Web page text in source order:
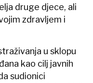
druge djece, ali
zdravljem i
u sklopu
kao cilj javnih
sudionici